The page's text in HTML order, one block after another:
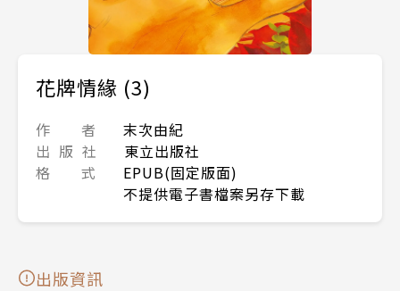
花牌情緣 (3)
作 者
末次由紀
出 版 社
東立出版社
格 式
EPUB(固定版面)
不提供電子書檔案另存下載
出版資訊